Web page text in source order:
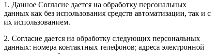
1. Данное Согласие дается на обработку персональных
данных как без использования средств автоматизации, так и с
их использованием.
2. Согласие дается на обработку следующих персональных
данных: номера контактных телефонов; адреса электронной